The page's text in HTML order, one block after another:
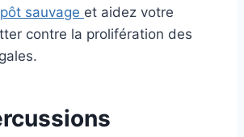
sauvage et aidez votre
contre la prolifération des